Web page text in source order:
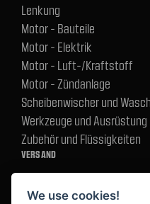
Lenkung
Motor - Bauteile
Motor - Elektrik
Motor - Luft-/Kraftstoff
Motor - Zündanlage
Scheibenwischer und
Werkzeuge und Ausrüstung
Zubehör und Flüssigkeiten
VERSAND
We use cookies!